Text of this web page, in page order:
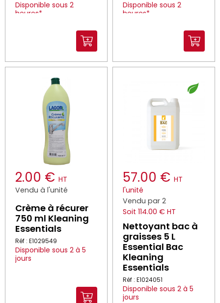
Disponible sous 2
heures*
Disponible sous 2
heures*
2.00 € HT
Vendu à l'unité
Crème à récurer
750 ml Kleaning
Essentials
Réf : E1029549
Disponible sous 2 à 5
jours
57.00 € HT
l'unité
Vendu par 2
Soit 114.00 € HT
Nettoyant bac à
graisses 5 L
Essential Bac
Kleaning
Essentials
Réf : E1024051
Disponible sous 2 à 5
jours